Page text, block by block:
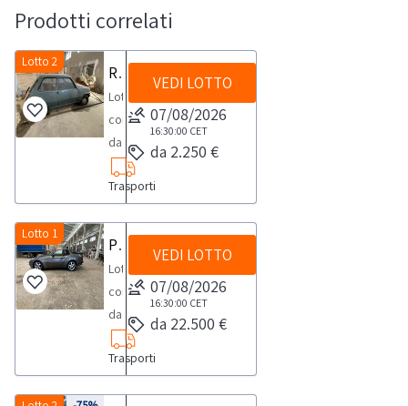
Prodotti correlati
Lotto 2
Renault 5TL
Lotto
composto
da
Renault
5TL:
anno
1974
-
targa
TA162398
-
percorsi
Trasporti
VEDI LOTTO
07/08/2026
16:30:00 CET
da 2.250 €
Lotto 1
Porsche 944
Lotto
composto
da
Porsche
944:-
Trasporti
VEDI LOTTO
07/08/2026
16:30:00 CET
da 22.500 €